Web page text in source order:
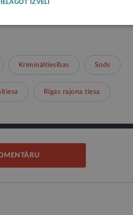
Krimināltiesības Sods
Rīgas rajona tiesa
IZVĒLI